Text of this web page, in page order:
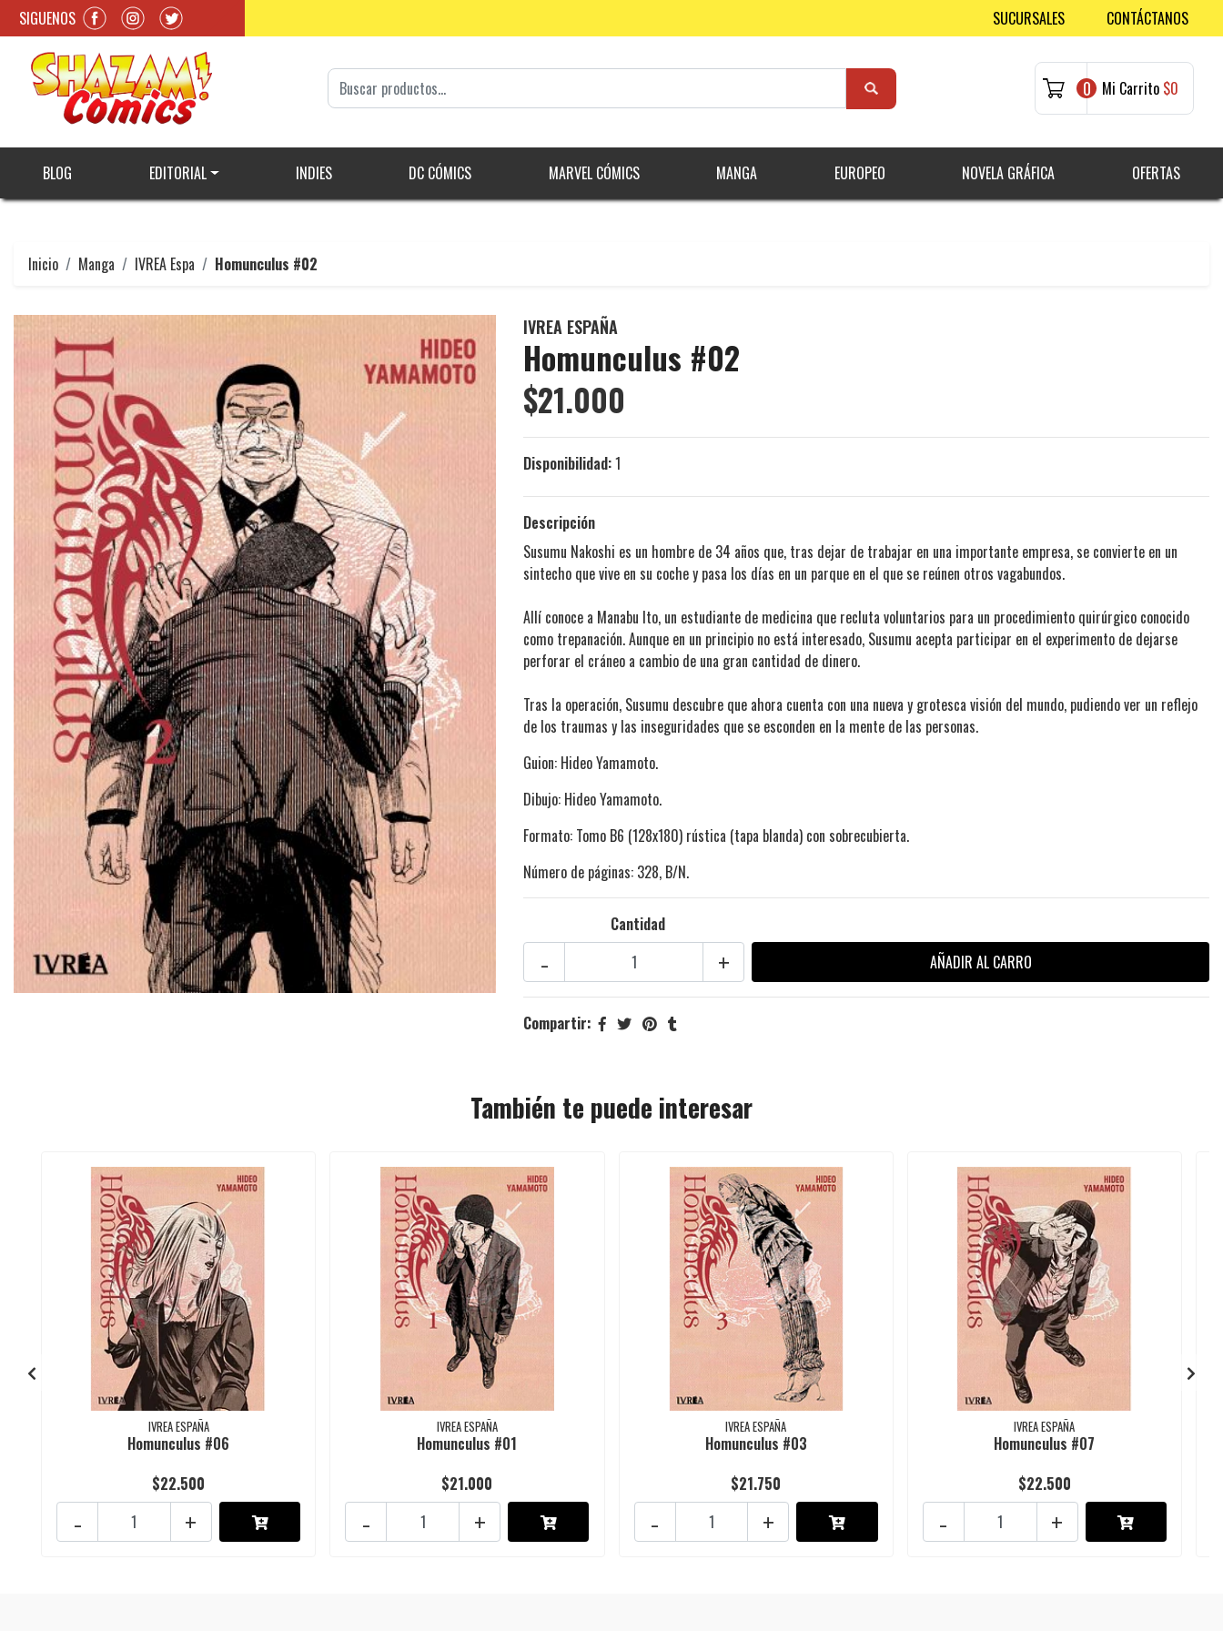
SIGUENOS SUCURSALES CONTÁCTANOS
0 Mi Carrito $0
BLOG EDITORIAL INDIES DC CÓMICS MARVEL CÓMICS MANGA EUROPEO NOVELA GRÁFICA OFERTAS
Inicio Manga IVREA Espa Homunculus #02
IVREA ESPAÑA
Homunculus #02
$21.000
Disponibilidad:1
Descripción
Susumu Nakoshi es un hombre de 34 años que, tras dejar de trabajar en una importante empresa, se convierte en un
sintecho que vive en su coche y pasa los días en un parque en el que se reúnen otros vagabundos.
Allí conoce a Manabu Ito, un estudiante de medicina que recluta voluntarios para un procedimiento quirúrgico conocido
como trepanación. Aunque en un principio no está interesado, Susumu acepta participar en el experimento de dejarse
perforar el cráneo a cambio de una gran cantidad de dinero.
Tras la operación, Susumu descubre que ahora cuenta con una nueva y grotesca visión del mundo, pudiendo ver un reflejo
de los traumas y las inseguridades que se esconden en la mente de las personas.
Guion: Hideo Yamamoto.
Dibujo: Hideo Yamamoto.
Formato: Tomo B6 (128x180) rústica (tapa blanda) con sobrecubierta.
Número de páginas: 328, B/N.
Cantidad
+
-
Compartir:
También te puede interesar
IVREA ESPAÑA
Homunculus #06
$22.500
+
-
IVREA ESPAÑA
Homunculus #01
$21.000
+
-
IVREA ESPAÑA
Homunculus #03
$21.750
+
-
IVREA ESPAÑA
Homunculus #07
$22.500
+
-